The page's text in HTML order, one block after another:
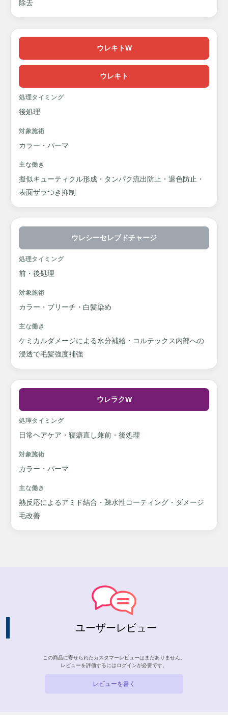
除去
ウレキトW
ウレキト
処理タイミング
後処理
対象施術
カラー・パーマ
主な働き
擬似キューティクル形成・タンパク流出防止・退色防止・
表面ザラつき抑制
ウレシーセレブドチャージ
処理タイミング
前・後処理
対象施術
カラー・ブリーチ・白髪染め
主な働き
ケミカルダメージによる水分補給・コルテックス内部への
浸透で毛髪強度補強
ウレラクW
処理タイミング
日常ヘアケア・寝癖直し兼前・後処理
対象施術
カラー・パーマ
主な働き
熱反応によるアミド結合・疎水性コーティング・ダメージ
毛改善
ユーザーレビュー
この商品に寄せられたカスタマーレビューはまだありません。
レビューを評価するには ログインが必要です。
レビューを書く